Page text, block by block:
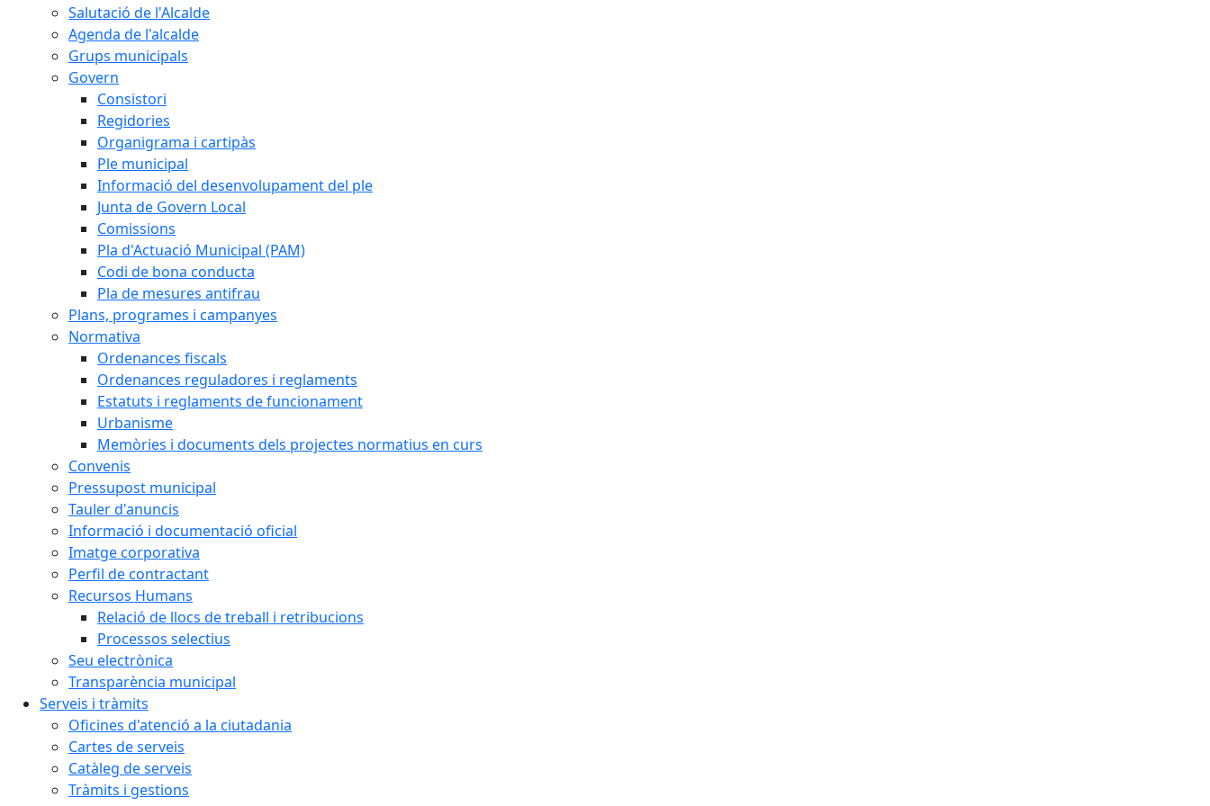
Salutació de l'Alcalde
Agenda de l'alcalde
Grups municipals
Govern
Consistori
Regidories
Organigrama i cartipàs
Ple municipal
Informació del desenvolupament del ple
Junta de Govern Local
Comissions
Pla d'Actuació Municipal (PAM)
Codi de bona conducta
Pla de mesures antifrau
Plans, programes i campanyes
Normativa
Ordenances fiscals
Ordenances reguladores i reglaments
Estatuts i reglaments de funcionament
Urbanisme
Memòries i documents dels projectes normatius en curs
Convenis
Pressupost municipal
Tauler d'anuncis
Informació i documentació oficial
Imatge corporativa
Perfil de contractant
Recursos Humans
Relació de llocs de treball i retribucions
Processos selectius
Seu electrònica
Transparència municipal
Serveis i tràmits
Oficines d'atenció a la ciutadania
Cartes de serveis
Catàleg de serveis
Tràmits i gestions